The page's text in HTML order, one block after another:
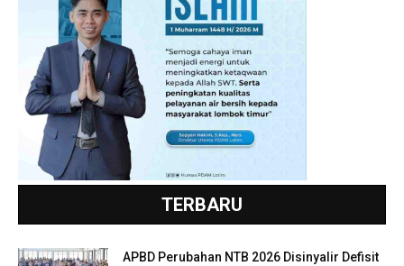
TERBARU
APBD Perubahan NTB 2026 Disinyalir Defisit